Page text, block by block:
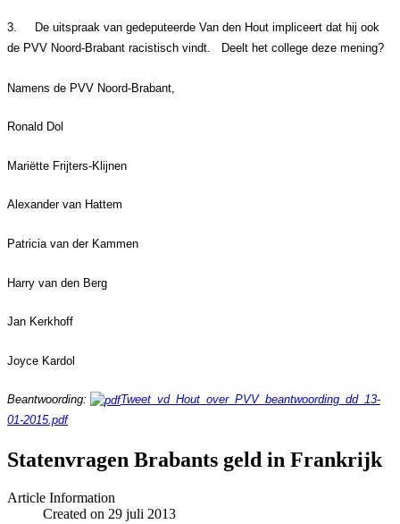
De uitspraak van gedeputeerde Van den Hout impliceert dat hij ook
de PVV Noord-Brabant racistisch vindt. Deelt het college deze mening?
Namens de PVV Noord-Brabant,
Ronald Dol
Mariëtte Frijters-Klijnen
Alexander van Hattem
Patricia van der Kammen
Harry van den Berg
Jan Kerkhoff
Joyce Kardol
Beantwoording:
Tweet_vd_Hout_over_PVV_beantwoording_dd_13-
01-2015.pdf
Statenvragen Brabants geld in Frankrijk
Article Information
Created on 29 juli 2013